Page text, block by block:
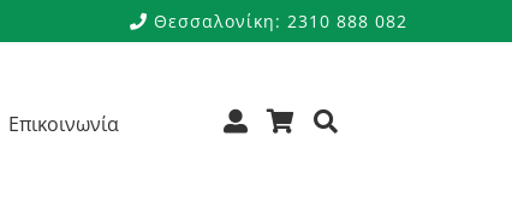
Θεσσαλονίκη: 2310 888 082
Επικοινωνία